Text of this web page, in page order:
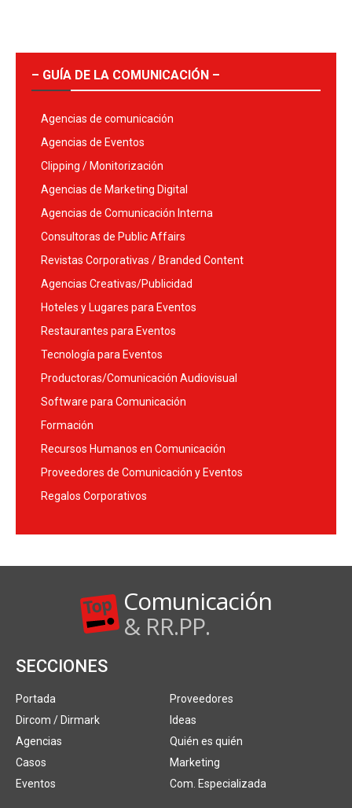
– GUÍA DE LA COMUNICACIÓN –
Agencias de comunicación
Agencias de Eventos
Clipping / Monitorización
Agencias de Marketing Digital
Agencias de Comunicación Interna
Consultoras de Public Affairs
Revistas Corporativas / Branded Content
Agencias Creativas/Publicidad
Hoteles y Lugares para Eventos
Restaurantes para Eventos
Tecnología para Eventos
Productoras/Comunicación Audiovisual
Software para Comunicación
Formación
Recursos Humanos en Comunicación
Proveedores de Comunicación y Eventos
Regalos Corporativos
Comunicación
& RR.PP.
SECCIONES
Portada
Dircom / Dirmark
Agencias
Casos
Eventos
Proveedores
Ideas
Quién es quién
Marketing
Com. Especializada